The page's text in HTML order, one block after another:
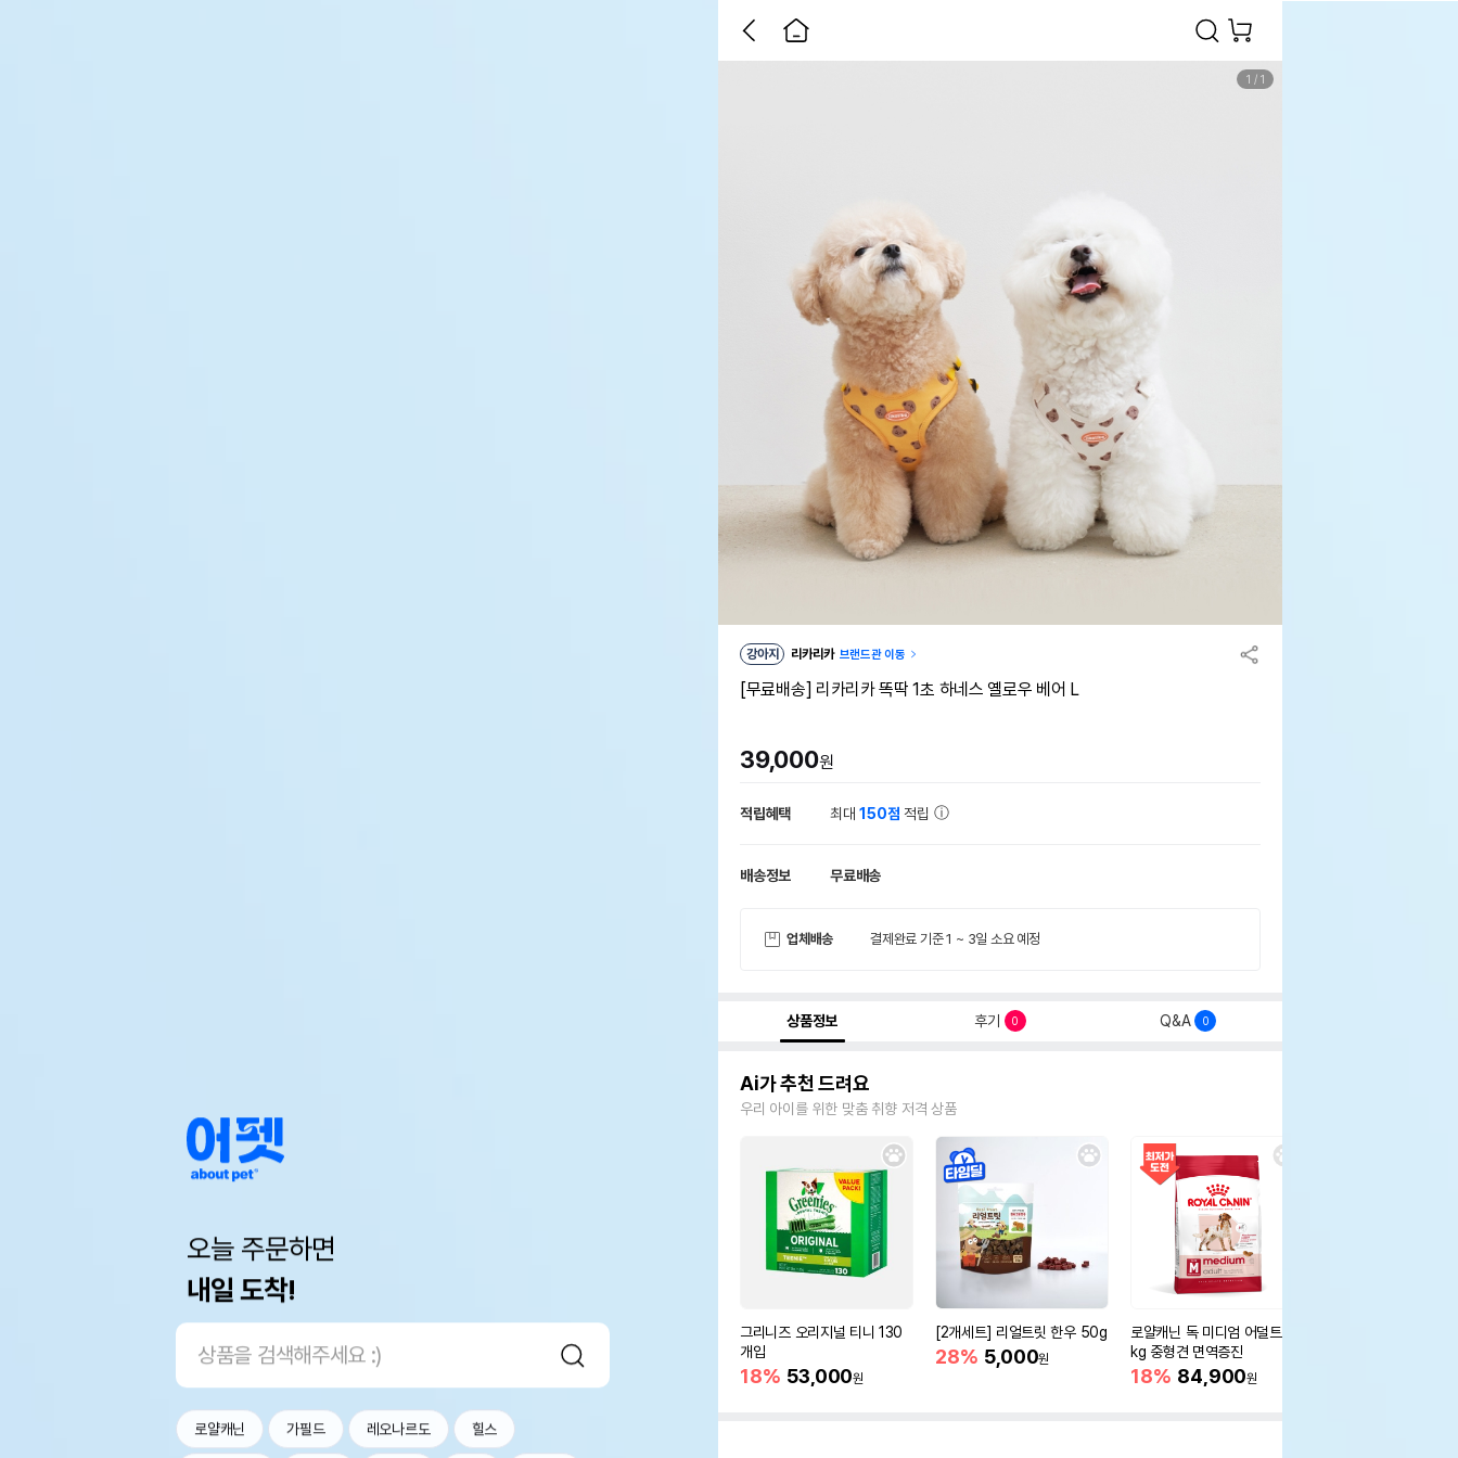
오늘 주문하면
내일 도착!
로얄캐닌 가필드 레오나르도 힐스
1 / 1
강아지 리카리카 브랜드관 이동
[무료배송] 리카리카 똑딱 1초 하네스 옐로우 베어 L
39,000원
적립혜택 최대150점 적립
배송정보 무료배송
업체배송 결제완료 기준 1 ~ 3일 소요 예정
상품정보 후기 0 Q&A 0
Ai가 추천 드려요
우리 아이를 위한 맞춤 취향 저격 상품
그리니즈 오리지널 티니 130
개입
18% 53,000원
[2개세트] 리얼트릿 한우 50g
28% 5,000원
로얄캐닌 독 미디엄 어덜트 10
kg 중형견 면역증진
18% 84,900원